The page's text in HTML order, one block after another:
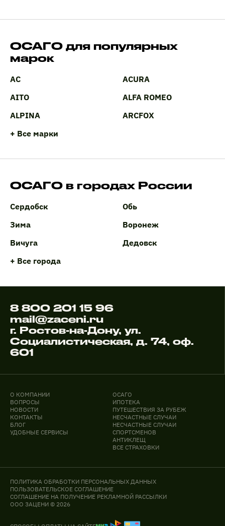
ОСАГО для популярных
марок
AC
ACURA
AITO
ALFA ROMEO
ALPINA
ARCFOX
+ Все марки
ОСАГО в городах России
Сердобск
Обь
Зима
Воронеж
Вичуга
Дедовск
+ Все города
8 800 201 15 96
mail@zaceni.ru
г. Ростов-на-Дону, ул.
Социалистическая, д. 74, оф.
601
О КОМПАНИИ
ВОПРОСЫ
НОВОСТИ
КОНТАКТЫ
БЛОГ
УДОБНЫЕ СЕРВИСЫ
ОСАГО
ИПОТЕКА
ПУТЕШЕСТВИЯ ЗА РУБЕЖ
НЕСЧАСТНЫЕ СЛУЧАИ
НЕСЧАСТНЫЕ СЛУЧАИ
СПОРТСМЕНОВ
АНТИКЛЕЩ
ВСЕ СТРАХОВКИ
ПОЛИТИКА ОБРАБОТКИ ПЕРСОНАЛЬНЫХ ДАННЫХ
ПОЛЬЗОВАТЕЛЬСКОЕ СОГЛАШЕНИЕ
СОГЛАШЕНИЕ НА ПОЛУЧЕНИЕ РЕКЛАМНОЙ РАССЫЛКИ
ООО ЗАЦЕНИ © 2026